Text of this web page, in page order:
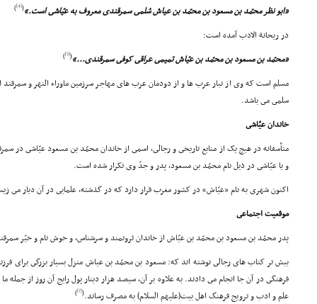
«ابو نظر محمّد بن مسعود بن محمّد بن عیاش سُلمى سمرقندى معروف به عیّاشى است.»(
[4]
)
در ریحانة الادب آمده است:
«محمّد بن مسعود بن محمّد بن عیّاش تمیمى عراقى کوفى سمرقندى...»(
[5]
)
مسلم است که وى از تبار عرب ها و از دودمان عرب هاى مهاجر سرزمین ماوراء النهر و
سلمى مى باشد.
خاندان عیّاشى
متأسفانه در هیچ یک از منابع تاریخى و رجالى، اسمى از خاندان محمّد بن مسعود عیّاشى در
و یا عیّاشى در ذیل نام محمّد بن مسعود، پدر و جدّ وى تکرار شده است.
اکنون شهرى به نام «عیّاش» در کشور مغرب قرار دارد که در گذشته، علمایى در آن دیار مى
موقعیت اجتماعى
پدر محمّد بن مسعود بن محمّد بن عیّاش از خاندان ثروتمند و سرشناس، و خوش نام و خیّر
بیش تر کتاب هاى رجالى نوشته اند که: مسعود بن محمّد بن عیاش منزل بسیار بزرگى براى
فرهنگى در آن جا انجام مى دادند. به علاوه بر آن، سیصد هزار دینار پول رایج آن روز از
علم و ادب و ترویج فرهنگ اهل بیت(علیهم السلام) به مصرف رساند.(
[7]
)